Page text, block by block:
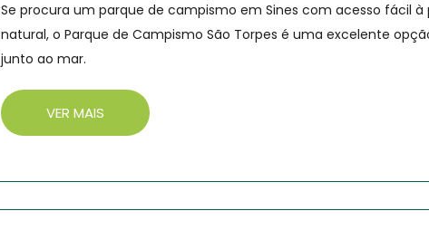
Se procura um parque de campismo em Sines com acesso fácil
natural, o Parque de Campismo São Torpes é uma excelente
junto ao mar.
VER MAIS